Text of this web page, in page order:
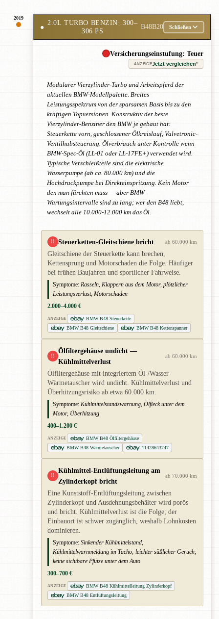
2019
●
2.0L TURBO BENZIN· 300–
306 PS
B48B20 Schließen
Versicherungseinstufung: Teuer
ANZEIGEJetzt vergleichen*
Modularer Vierzylinder-Turbo und Arbeitspferd der
aktuellen BMW-Modellpalette. Breites
Leistungsspektrum von der sparsamen Basis bis zu den
kräftigen Topversionen. Konstruktiv der beste
Vierzylinder-Benziner den BMW je gebaut hat:
Steuerkette vorn, geschlossener Ölkreislauf, Valvetronic-
Ventilhubsteuerung. Ölverbrauch unter Kontrolle wenn
BMW-Spec-Öl (LL-01 oder LL-17FE+) verwendet wird.
Typische Verschleißteile sind die elektrische
Wasserpumpe (ab ca. 80.000 km) und die
Hochdruckpumpe bei Direkteinspritzung. Kein Motor
den man fürchten muss — aber BMW-
Wartungsintervalle sind zu lang; wer den B48 liebt,
wechselt alle 10.000-12.000 km das Öl.
!! Steuerketten-Gleitschiene bricht ab 60.000 km
Gleitschiene der Steuerkette kann brechen,
Kettensprung und Motorschaden die Folge. Häufiger
bei frühen Baujahren und sportlicher Fahrweise.
Symptome: Rasseln, Klappern aus dem Motor, plötzlicher
Leistungsverlust, Motorschaden
2.000–4.000 €
ANZEIGE
BMW B48 Steuerkette
BMW B48 Gleitschiene
BMW B48 Kettenspanner
!!
Ölfiltergehäuse undicht —
Kühlmittelverlust
ab 60.000 km
Ölfiltergehäuse mit integriertem Öl-/Wasser-
Wärmetauscher wird undicht. Kühlmittelverlust und
Überhitzungsrisiko ab etwa 60.000 km.
Symptome: Kühlmittelstandswarnung, Ölfleck unter dem
Motor, Überhitzung
400–1.200 €
ANZEIGE
BMW B48 Ölfiltergehäuse
BMW B48 Wärmetauscher
11428643747
!!
Kühlmittel-Entlüftungsleitung am
Zylinderkopf bricht
ab 70.000 km
Eine Kunststoff-Entlüftungsleitung zwischen
Zylinderkopf und Ausdehnungsbehälter wird porös
und bricht. Kühlmittelverlust ist die Folge; der
Einbauort ist schwer zugänglich, weshalb Lohnkosten
dominieren.
Symptome: Sinkender Kühlmittelstand;
Kühlmittelwarnmeldung im Tacho; leichter süßlicher Geruch;
keine sichtbare Pfütze unter dem Auto
300–700 €
ANZEIGE
BMW B48 Kühlmittelleitung Zylinderkopf
BMW B48 Entlüftungsleitung